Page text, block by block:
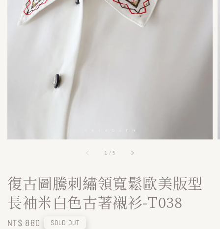
1 /5
復古圖騰刺繡領寬鬆歐美版型
長袖米白色古著襯衫-T038
Regular
NT$ 880 SOLD OUT